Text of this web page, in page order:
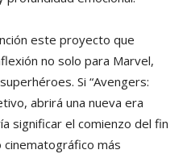
este proyecto que
no solo para Marvel,
Si “Avengers:
abrirá una nueva era
significar el comienzo del fin
más